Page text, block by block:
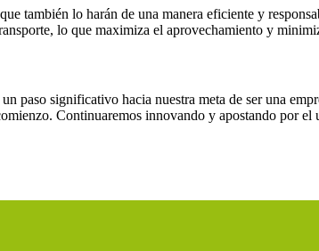
también lo harán de una manera eficiente y
lo que maximiza el aprovechamiento y
un paso significativo hacia nuestra meta de ser una
Continuaremos innovando y apostando por el